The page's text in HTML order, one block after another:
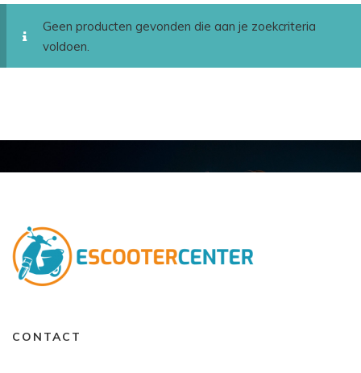
Geen producten gevonden die aan je zoekcriteria
voldoen.
CONTACT